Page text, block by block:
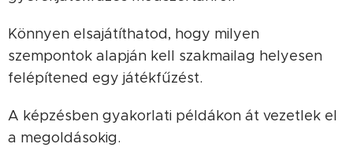
Könnyen elsajátíthatod, hogy milyen
szempontok alapján kell szakmailag helyesen
felépítened egy játékfűzést.
A képzésben gyakorlati példákon át vezetlek el
a megoldásokig.